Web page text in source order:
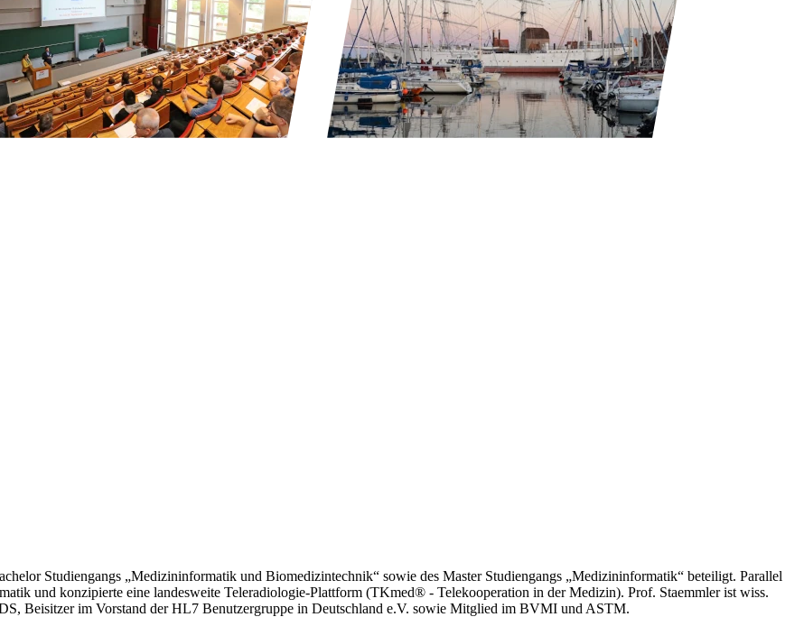
Studiengangs „Medizininformatik und Biomedizintechnik“ sowie des Master Studiengangs „Medizininformatik“ beteiligt. Parallel
und konzipierte eine landesweite Teleradiologie-Plattform (TKmed® - Telekooperation in der Medizin). Prof. Staemmler ist wiss.
Beisitzer im Vorstand der HL7 Benutzergruppe in Deutschland e.V. sowie Mitglied im BVMI und ASTM.